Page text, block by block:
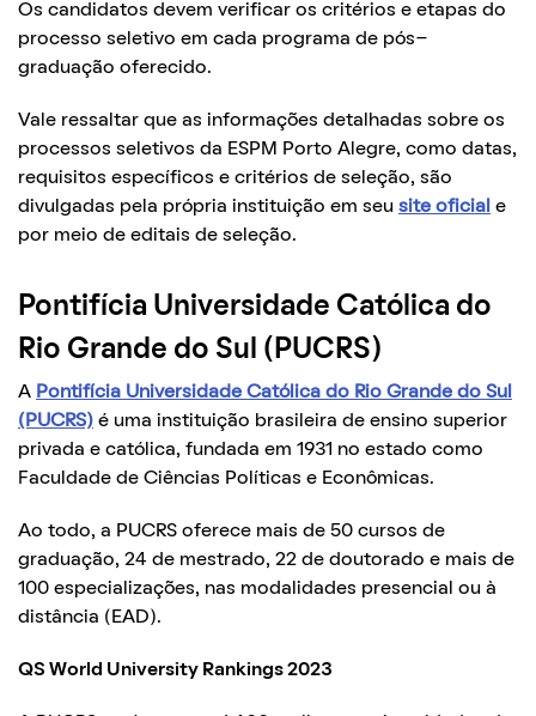
Os candidatos devem verificar os critérios e etapas do
processo seletivo em cada programa de pós-
graduação oferecido.
Vale ressaltar que as informações detalhadas sobre os
processos seletivos da ESPM Porto Alegre, como datas,
requisitos específicos e critérios de seleção, são
divulgadas pela própria instituição em seu site oficial e
por meio de editais de seleção.
Pontifícia Universidade Católica do
Rio Grande do Sul (PUCRS)
A Pontifícia Universidade Católica do Rio Grande do Sul
(PUCRS) é uma instituição brasileira de ensino superior
privada e católica, fundada em 1931 no estado como
Faculdade de Ciências Políticas e Econômicas.
Ao todo, a PUCRS oferece mais de 50 cursos de
graduação, 24 de mestrado, 22 de doutorado e mais de
100 especializações, nas modalidades presencial ou à
distância (EAD).
QS World University Rankings 2023